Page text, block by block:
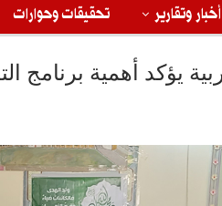
أخبار وتقارير تحقيقات وحوارات
يؤكد أهمية برنامج